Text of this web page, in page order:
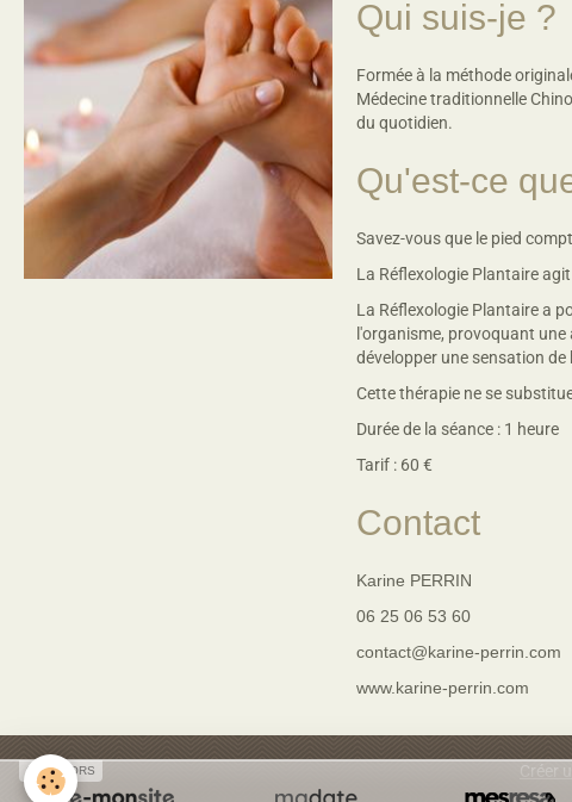
Qui suis-je ?
Formée à la méthode
Médecine traditionnelle
du quotidien.
Qu'est-ce
Savez-vous que le pied
La Réflexologie Plantaire
La Réflexologie Plantaire a
l'organisme, provoquant
développer une sensation
Cette thérapie ne se
Durée de la séance : 1 heure
Tarif : 60 €
Contact
Karine PERRIN
06 25 06 53 60
contact@karine-perrin.com
www.karine-perrin.com
Créer
SPONSORS